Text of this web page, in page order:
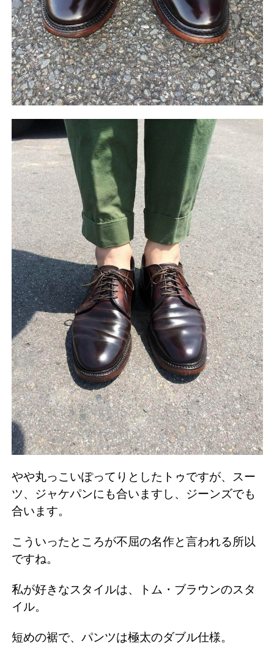
やや丸っこいぽってりとしたトゥですが、スー
ツ、ジャケパンにも合いますし、ジーンズでも
合います。
こういったところが不屈の名作と言われる所以
ですね。
私が好きなスタイルは、トム・ブラウンのスタ
イル。
短めの裾で、パンツは極太のダブル仕様。